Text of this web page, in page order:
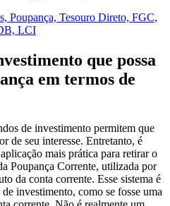
que possa
em termos de
de investimento permitem que
de seu interesse. Entretanto, é
mais prática para retirar o
Poupança Corrente, utilizada por
da conta corrente. Esse sistema é
investimento, como se fosse uma